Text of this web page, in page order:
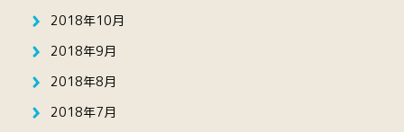
2018年10月
2018年9月
2018年8月
2018年7月